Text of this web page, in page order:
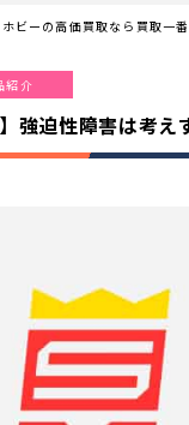
ビーの高価買取なら買取一番
紹介
強迫性障害は考え